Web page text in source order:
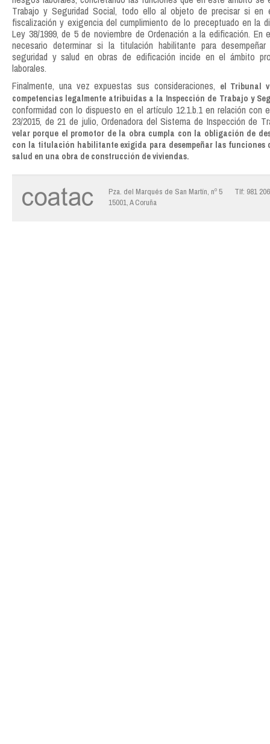
Trabajo y Seguridad Social, todo ello al objeto de precisar si en
fiscalización y exigencia del cumplimiento de lo preceptuado en la
Ley 38/1999, de 5 de noviembre de Ordenación a la edificación. En
necesario determinar si la titulación habilitante para
seguridad y salud en obras de edificación incide en el ámbito
laborales.
Finalmente, una vez expuestas sus consideraciones, el Tribunal
competencias legalmente atribuidas a la Inspección de Trabajo y
conformidad con lo dispuesto en el artículo 12.1.b.1 en relación con
23/2015, de 21 de julio, Ordenadora del Sistema de Inspección de
velar porque el promotor de la obra cumpla con la obligación de
con la titulación habilitante exigida para desempeñar las funciones
salud en una obra de construcción de viviendas.
Pza. del Marqués de San Martín, nº 5
15001, A Coruña
Tlf: 981